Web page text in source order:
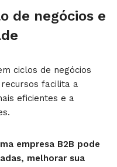
de negócios e
ciclos de negócios
facilita a
eficientes e a
empresa B2B pode
melhorar sua